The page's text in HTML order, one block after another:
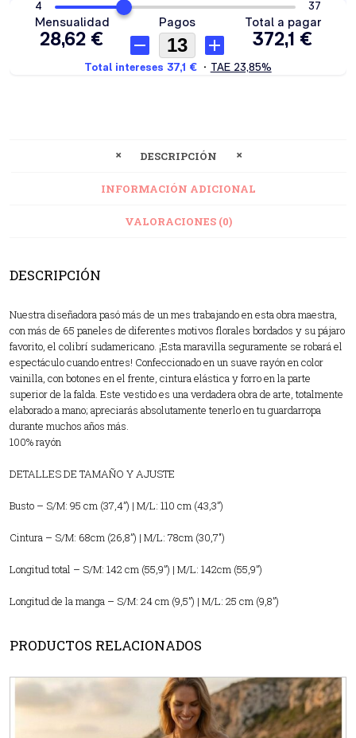
DESCRIPCIÓN
INFORMACIÓN ADICIONAL
VALORACIONES (0)
DESCRIPCIÓN
Nuestra diseñadora pasó más de un mes trabajando en esta obra maestra,
con más de 65 paneles de diferentes motivos florales bordados y su pájaro
favorito, el colibrí sudamericano. ¡Esta maravilla seguramente se robará el
espectáculo cuando entres! Confeccionado en un suave rayón en color
vainilla, con botones en el frente, cintura elástica y forro en la parte
superior de la falda. Este vestido es una verdadera obra de arte, totalmente
elaborado a mano; apreciarás absolutamente tenerlo en tu guardarropa
durante muchos años más.
100% rayón
DETALLES DE TAMAÑO Y AJUSTE
Busto – S/M: 95 cm (37,4”) | M/L: 110 cm (43,3”)
Cintura – S/M: 68cm (26,8”) | M/L: 78cm (30,7″)
Longitud total – S/M: 142 cm (55,9”) | M/L: 142cm (55,9”)
Longitud de la manga – S/M: 24 cm (9,5”) | M/L: 25 cm (9,8”)
PRODUCTOS RELACIONADOS